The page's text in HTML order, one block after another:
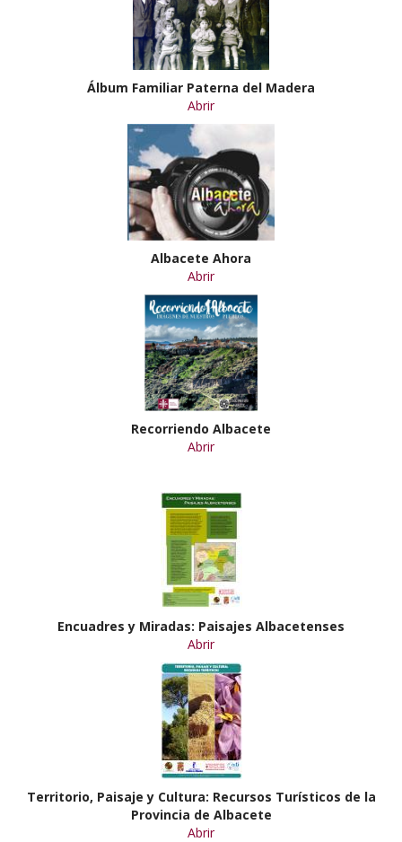
Álbum Familiar Paterna del Madera
Abrir
Albacete Ahora
Abrir
Recorriendo Albacete
Abrir
Encuadres y Miradas: Paisajes Albacetenses
Abrir
Territorio, Paisaje y Cultura: Recursos Turísticos de la
Provincia de Albacete
Abrir